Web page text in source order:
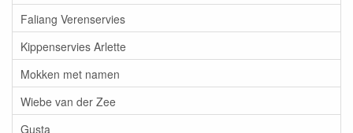
Faliang Verenservies
Kippenservies Arlette
Mokken met namen
Wiebe van der Zee
Gusta